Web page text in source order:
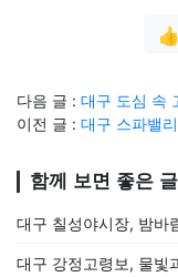
다음 글 : 대구 도심 속
이전 글 : 대구 스파밸
함께 보면 좋은 글
대구 칠성야시장, 밤바
대구 강정고령보, 물빛